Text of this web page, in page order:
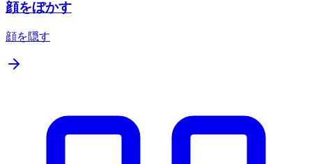
顔をぼかす
顔を隠す